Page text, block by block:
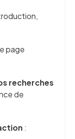
page
recherches
de
: